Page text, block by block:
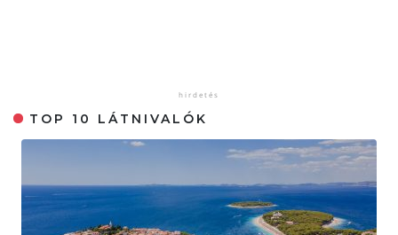
TOP 10 LÁTNIVALÓK